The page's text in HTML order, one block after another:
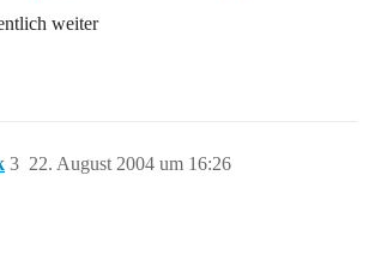
weiter
22. August 2004 um 16:26
3